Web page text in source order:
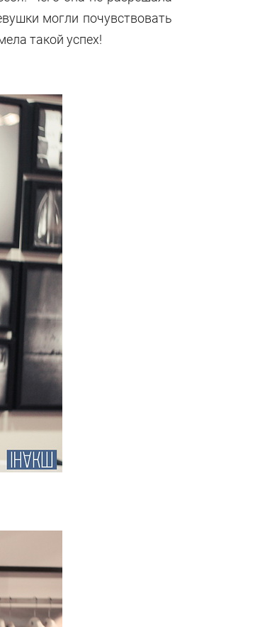
могли почувствовать
такой успех!